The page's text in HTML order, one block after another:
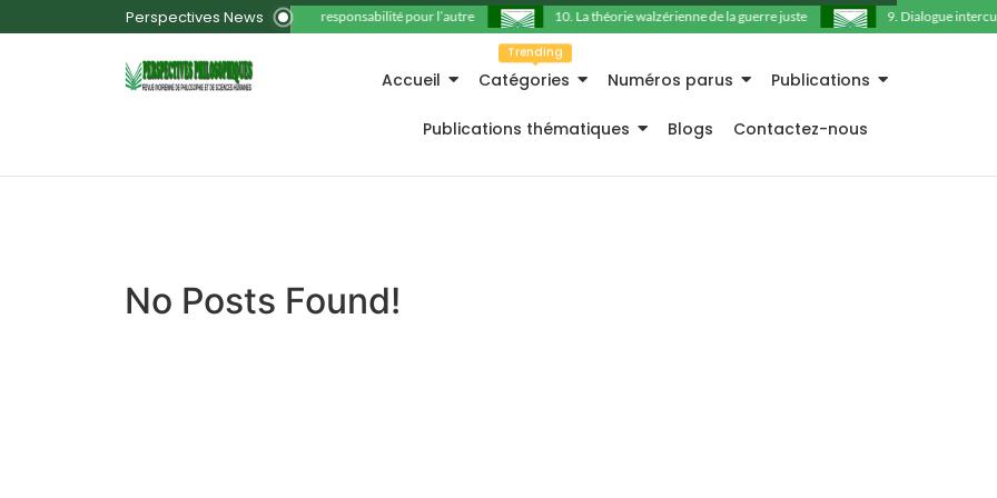
Perspectives News 11. La responsabilité pour l’autre 10. La théorie walzérienne de la guerre juste 9. Dialogue
Accueil Catégories
Trending
Numéros parus Publications
Publications thématiques Blogs Contactez-nous
No Posts Found!